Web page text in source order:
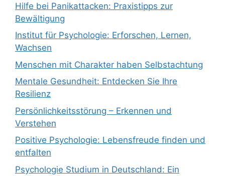
Hilfe bei Panikattacken: Praxistipps zur
Bewältigung
Institut für Psychologie: Erforschen, Lernen,
Wachsen
Menschen mit Charakter haben Selbstachtung
Mentale Gesundheit: Entdecken Sie Ihre
Resilienz
Persönlichkeitsstörung – Erkennen und
Verstehen
Positive Psychologie: Lebensfreude finden und
entfalten
Psychologie Studium in Deutschland: Ein